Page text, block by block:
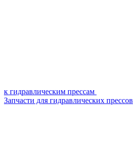
к гидравлическим прессам
Запчасти для гидравлических прессов